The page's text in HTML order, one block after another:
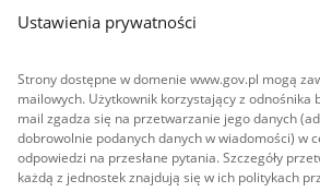
Ustawienia prywatności
Strony dostępne w domenie www.gov.pl mogą
mailowych. Użytkownik korzystający z odnośnika
mail zgadza się na przetwarzanie jego danych
dobrowolnie podanych danych w wiadomości) w
odpowiedzi na przesłane pytania. Szczegóły
każdą z jednostek znajdują się w ich politykach